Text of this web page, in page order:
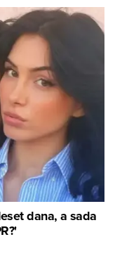
dana, a sada